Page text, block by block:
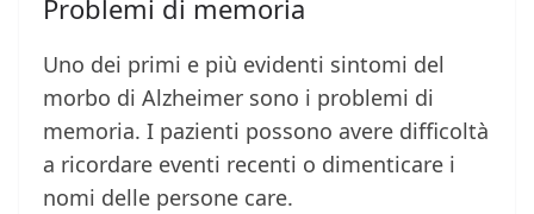
Problemi di memoria
Uno dei primi e più evidenti sintomi del
morbo di Alzheimer sono i problemi di
memoria. I pazienti possono avere difficoltà
a ricordare eventi recenti o dimenticare i
nomi delle persone care.